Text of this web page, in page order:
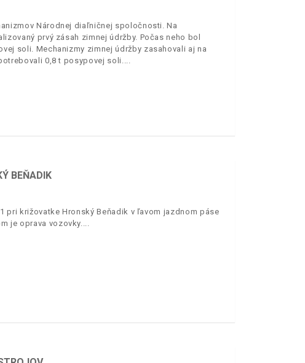
Národnej diaľničnej spoločnosti. Na
prvý zásah zimnej údržby. Počas neho bol
soli. Mechanizmy zimnej údržby zasahovali aj na
0,8 t posypovej soli.
BEŇADIK
pri križovatke Hronský Beňadik v ľavom jazdnom páse
je oprava vozovky.